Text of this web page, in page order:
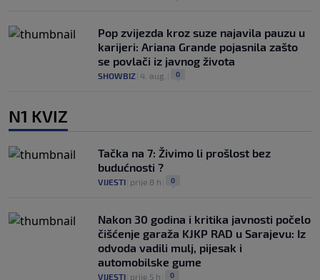
Pop zvijezda kroz suze najavila pauzu u
karijeri: Ariana Grande pojasnila zašto
se povlači iz javnog života
SHOWBIZ 4. aug. 0
N1 KVIZ
Tačka na 7: Živimo li prošlost bez
budućnosti ?
VIJESTI prije 8 h 0
Nakon 30 godina i kritika javnosti počelo
čišćenje garaža KJKP RAD u Sarajevu: Iz
odvoda vadili mulj, pijesak i
automobilske gume
VIJESTI prije 5 h 0